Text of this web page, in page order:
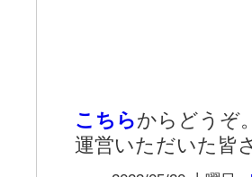
こちらからどうぞ
運営いただいた皆